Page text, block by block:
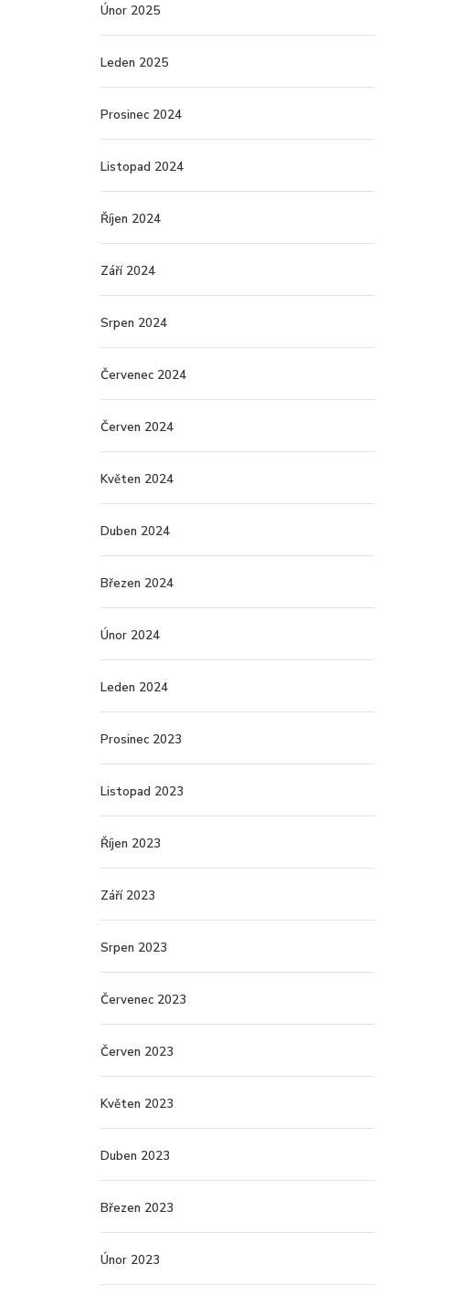
Únor 2025
Leden 2025
Prosinec 2024
Listopad 2024
Říjen 2024
Září 2024
Srpen 2024
Červenec 2024
Červen 2024
Květen 2024
Duben 2024
Březen 2024
Únor 2024
Leden 2024
Prosinec 2023
Listopad 2023
Říjen 2023
Září 2023
Srpen 2023
Červenec 2023
Červen 2023
Květen 2023
Duben 2023
Březen 2023
Únor 2023